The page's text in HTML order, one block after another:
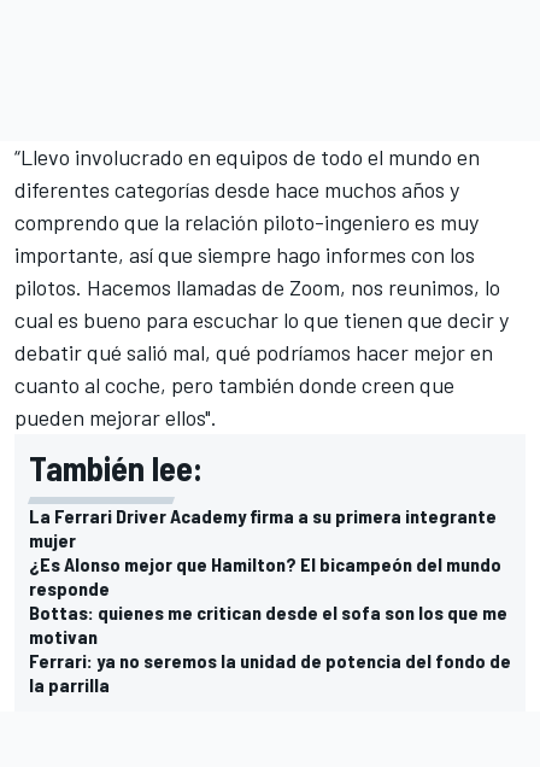
“Llevo involucrado en equipos de todo el mundo en
diferentes categorías desde hace muchos años y
comprendo que la relación piloto-ingeniero es muy
importante, así que siempre hago informes con los
pilotos. Hacemos llamadas de Zoom, nos reunimos, lo
cual es bueno para escuchar lo que tienen que decir y
debatir qué salió mal, qué podríamos hacer mejor en
cuanto al coche, pero también donde creen que
pueden mejorar ellos".
También lee:
La Ferrari Driver Academy firma a su primera integrante
mujer
¿Es Alonso mejor que Hamilton? El bicampeón del mundo
responde
Bottas: quienes me critican desde el sofa son los que me
motivan
Ferrari: ya no seremos la unidad de potencia del fondo de
la parrilla